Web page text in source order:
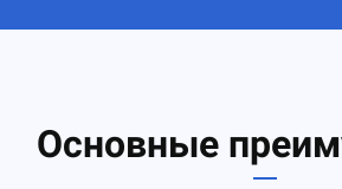
Основные